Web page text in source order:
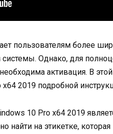
пользователям более
Однако, для
активация. В
2019 подробной
10 Pro x64 2019
на этикетке,